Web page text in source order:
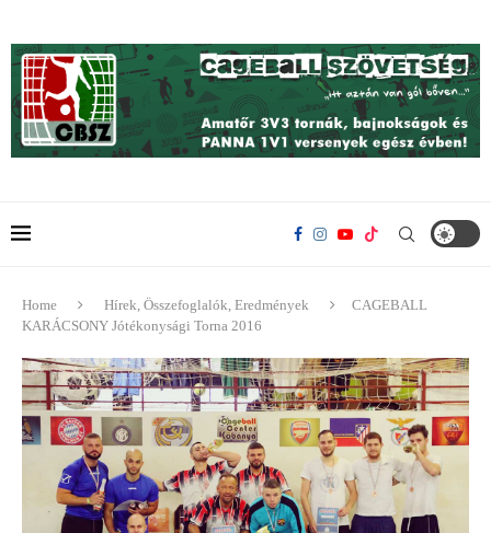
Home Hírek, Összefoglalók, Eredmények
CAGEBALL
KARÁCSONY Jótékonysági Torna 2016